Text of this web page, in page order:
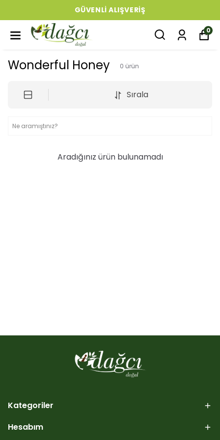
GÜVENLI ALIŞVERIŞ
0
Wonderful Honey 0 ürün
Sırala
Aradığınız ürün bulunamadı
Kategoriler
Hesabım